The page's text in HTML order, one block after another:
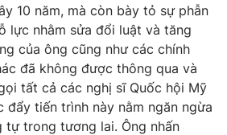
VTV Thể thao
Bất động sản
Tấm lòng Việt
10 năm, mà còn bày tỏ sự phẫn
lực nhằm sửa đổi luật và tăng
của ông cũng như các chính
đã không được thông qua và
tất cả các nghị sĩ Quốc hội Mỹ
đẩy tiến trình này nằm ngăn ngừa
tự trong tương lai. Ông nhấn